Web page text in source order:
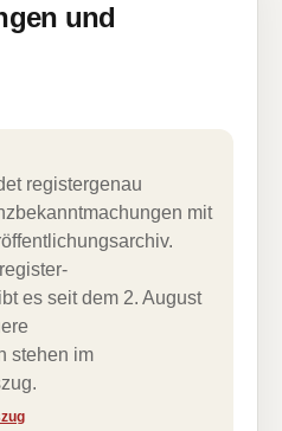
und
registergenau
mit
es seit dem 2. August
stehen im